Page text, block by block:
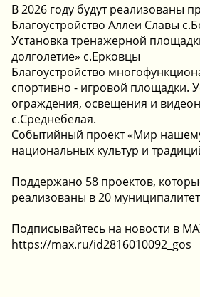
В 2026 году будут реализованы
Благоустройство Аллеи Славы
Установка тренажерной
долголетие» с.Ерковцы
Благоустройство
спортивно - игровой площадки.
ограждения, освещения и
с.Среднебелая.
Событийный проект «Мир
национальных культур и
Поддержано 58 проектов,
реализованы в 20
Подписывайтесь на новости в
https://max.ru/id2816010092_gos